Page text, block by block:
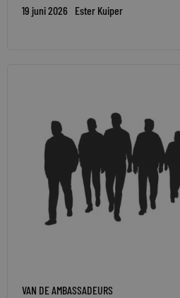
19 juni 2026 Ester Kuiper
VAN DE AMBASSADEURS